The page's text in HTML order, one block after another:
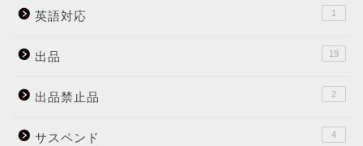
英語対応 1
出品 19
出品禁止品 2
サスペンド 4